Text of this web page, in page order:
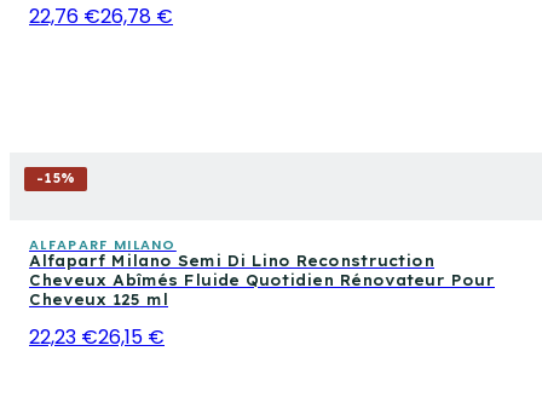
22,76 €26,78 €
-15%
ALFAPARF MILANO
Alfaparf Milano Semi Di Lino Reconstruction
Cheveux Abîmés Fluide Quotidien Rénovateur Pour
Cheveux 125 ml
22,23 €26,15 €